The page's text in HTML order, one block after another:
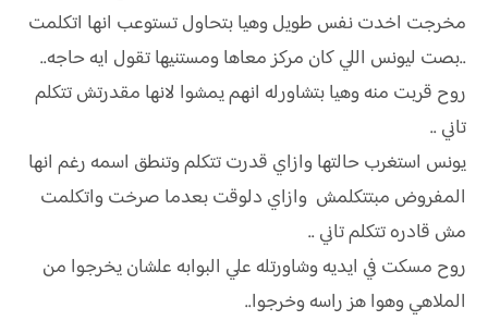
مخرجت اخدت نفس طويل وهيا بتحاول تستوعب انها اتكلمت
..بصت ليونس اللي كان مركز معاها ومستنيها تقول ايه حاجه..
روح قربت منه وهيا بتشاورله انهم يمشوا لانها مقدرتش تتكلم
تاني ..
يونس استغرب حالتها وازاي قدرت تتكلم وتنطق اسمه رغم انها
المفروض مبتتكلمش وازاي دلوقت بعدما صرخت واتكلمت
مش قادره تتكلم تاني ..
روح مسكت في ايديه وشاورتله علي البوابه علشان يخرجوا من
الملاهي وهوا هز راسه وخرجوا..